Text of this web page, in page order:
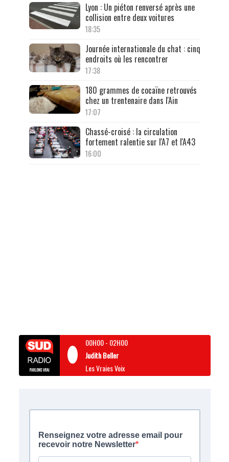
Lyon : Un piéton renversé après une
collision entre deux voitures
18:35
Journée internationale du chat : cinq
endroits où les rencontrer
17:38
180 grammes de cocaïne retrouvés
chez un trentenaire dans l'Ain
17:07
Chassé-croisé : la circulation
fortement ralentie sur l'A7 et l'A43
16:00
00H00- 02H00
Judith Beller
Les Vraies Voix